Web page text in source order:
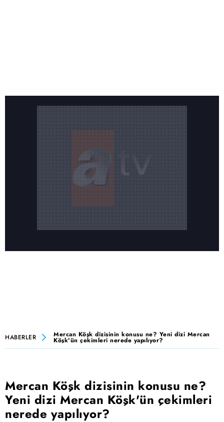
HABERLER Mercan Köşk dizisinin konusu ne? Yeni dizi Mercan
Köşk'ün çekimleri nerede yapılıyor?
Mercan Köşk dizisinin konusu ne?
Yeni dizi Mercan Köşk'ün çekimleri
nerede yapılıyor?